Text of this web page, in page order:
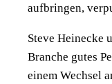
aufbringen,
Steve Heinecke
Branche gutes
einem Wechsel